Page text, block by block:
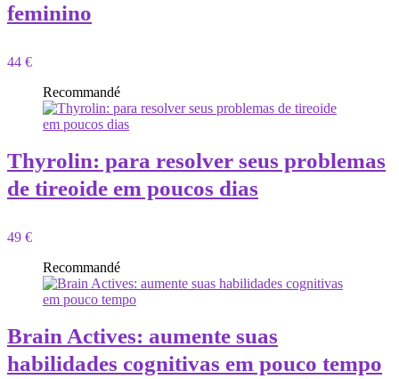
feminino
44 €
Recommandé
Thyrolin: para resolver seus problemas
de tireoide em poucos dias
49 €
Recommandé
Brain Actives: aumente suas
habilidades cognitivas em pouco tempo